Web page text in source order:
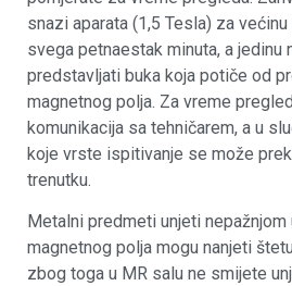
snazi aparata (1,5 Tesla) za
svega petnaestak minuta, a jedinu
predstavljati buka koja potiče od
magnetnog polja. Za vreme
komunikacija sa tehničarem, a u
koje vrste ispitivanje se može
trenutku.
Metalni predmeti unjeti
magnetnog polja mogu nanjeti
zbog toga u MR salu ne smijete